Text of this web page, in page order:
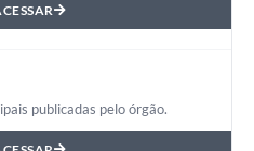
publicadas pelo órgão.